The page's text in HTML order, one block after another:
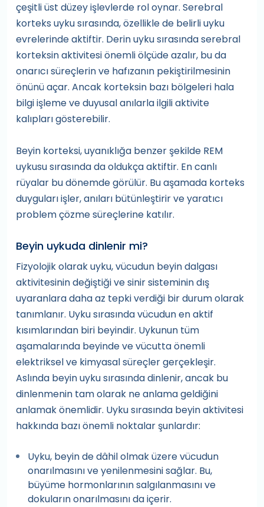
çeşitli üst düzey işlevlerde rol oynar. Serebral
korteks uyku sırasında, özellikle de belirli uyku
evrelerinde aktiftir. Derin uyku sırasında serebral
korteksin aktivitesi önemli ölçüde azalır, bu da
onarıcı süreçlerin ve hafızanın pekiştirilmesinin
önünü açar. Ancak korteksin bazı bölgeleri hala
bilgi işleme ve duyusal anılarla ilgili aktivite
kalıpları gösterebilir.
Beyin korteksi, uyanıklığa benzer şekilde REM
uykusu sırasında da oldukça aktiftir. En canlı
rüyalar bu dönemde görülür. Bu aşamada korteks
duyguları işler, anıları bütünleştirir ve yaratıcı
problem çözme süreçlerine katılır.
Beyin uykuda dinlenir mi?
Fizyolojik olarak uyku, vücudun beyin dalgası
aktivitesinin değiştiği ve sinir sisteminin dış
uyaranlara daha az tepki verdiği bir durum olarak
tanımlanır. Uyku sırasında vücudun en aktif
kısımlarından biri beyindir. Uykunun tüm
aşamalarında beyinde ve vücutta önemli
elektriksel ve kimyasal süreçler gerçekleşir.
Aslında beyin uyku sırasında dinlenir, ancak bu
dinlenmenin tam olarak ne anlama geldiğini
anlamak önemlidir. Uyku sırasında beyin aktivitesi
hakkında bazı önemli noktalar şunlardır:
Uyku, beyin de dâhil olmak üzere vücudun
onarılmasını ve yenilenmesini sağlar. Bu,
büyüme hormonlarının salgılanmasını ve
dokuların onarılmasını da içerir.